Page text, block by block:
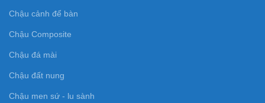
Chậu cảnh để bàn
Chậu Composite
Chậu đá mài
Chậu đất nung
Chậu men sứ - lu sành